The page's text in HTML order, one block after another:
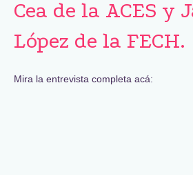
Cea de la ACES y
López de la FECH.
Mira la entrevista completa acá: